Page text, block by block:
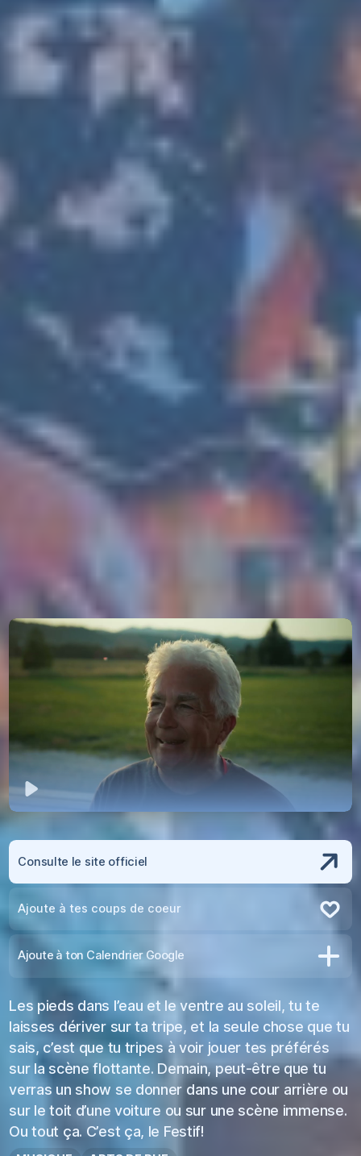
Consulte le site officiel
Ajoute à tes coups de coeur
Retire des coups de coeur
Ajoute à ton Calendrier Google
Les pieds dans l’eau et le ventre au soleil, tu te
laisses dériver sur ta tripe, et la seule chose que tu
sais, c’est que tu tripes à voir jouer tes préférés
sur la scène flottante. Demain, peut-être que tu
verras un show se donner dans une cour arrière ou
sur le toit d’une voiture ou sur une scène immense.
Ou tout ça. C’est ça, le Festif!